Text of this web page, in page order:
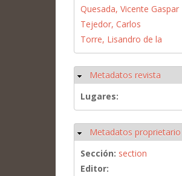
Quesada, Vicente Gaspar
Tejedor, Carlos
Torre, Lisandro de la
Ocultar
Metadatos revista
Lugares:
Ocultar
Metadatos proprietario
Sección: section
Editor: